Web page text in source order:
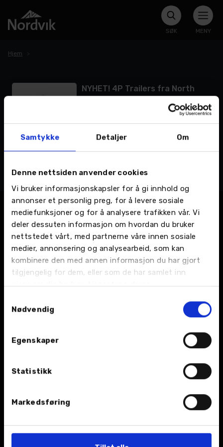
Samtykke Detaljer Om
Denne nettsiden anvender cookies
Vi bruker informasjonskapsler for å gi innhold og
annonser et personlig preg, for å levere sosiale
mediefunksjoner og for å analysere trafikken vår. Vi
deler dessuten informasjon om hvordan du bruker
nettstedet vårt, med partnerne våre innen sosiale
medier, annonsering og analysearbeid, som kan
kombinere den med annen informasjon du har gjort
tilgjengelig for dem, eller som de har samlet inn
gjennom din bruk av tjenestene deres.
Nødvendig
Egenskaper
Statistikk
Markedsføring
SØK MENY
Hjem
NYHET! 4P Trailers fra North
4P trailers fra North Grade. Vi har
hengere på lager for rask levering.
LES MER >
BIL
Nybil
Kampanjer
Åpningstider